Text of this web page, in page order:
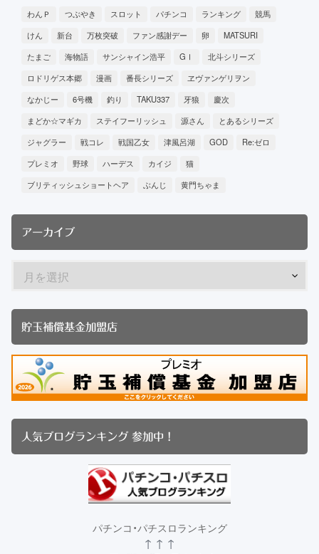
わんＰ つぶやき スロット パチンコ ランキング
競馬
けん
新台 万枚突破 ファン感謝デー 卵
MATSURI
たまご
海物語 サンシャイン浩平 GⅠ
北斗シリーズ
ロドリゲス本郷
漫画 番長シリーズ
ヱヴァンゲリヲン
なかじー
6号機 釣り TAKU337 牙狼
慶次
まどか☆マギカ
ステイフーリッシュ 源さん
とあるシリーズ
ジャグラー
戦コレ 戦国乙女 津風呂湖 GOD
Re:ゼロ
プレミオ
野球 ハーデス カイジ
猫
ブリティッシュショートヘア
ぶんじ 黄門ちゃま
アーカイブ
貯玉補償基金加盟店
人気ブログランキング 参加中！
パチンコ・パチスロランキング
↑ ↑ ↑